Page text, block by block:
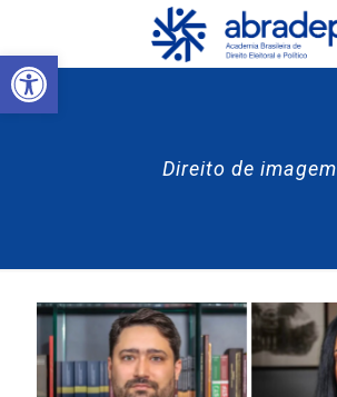
Abrir a barra de ferramentas
Direito de imagem